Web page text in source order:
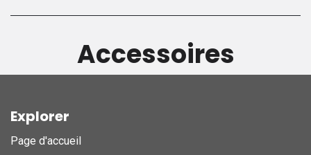
Accessoires
Explorer
Page d'accueil